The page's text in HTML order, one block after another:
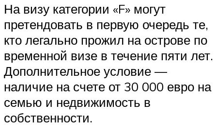
На визу категории «F» могут
претендовать в первую очередь те,
кто легально прожил на острове по
временной визе в течение пяти лет.
Дополнительное условие —
наличие на счете от 30 000 евро на
семью и недвижимость в
собственности.